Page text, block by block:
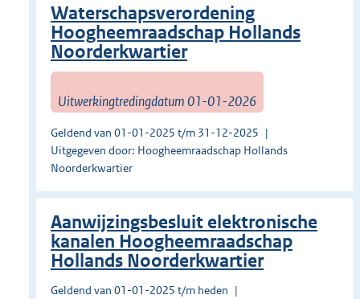
Waterschapsverordening
Hoogheemraadschap Hollands
Noorderkwartier
Uitwerkingtredingdatum 01-01-2026
Geldend van 01-01-2025 t/m 31-12-2025
Uitgegeven door: Hoogheemraadschap Hollands
Noorderkwartier
Aanwijzingsbesluit elektronische
kanalen Hoogheemraadschap
Hollands Noorderkwartier
Geldend van 01-01-2025 t/m heden